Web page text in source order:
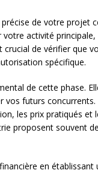
de votre projet
activité principale,
de vérifier que
spécifique.
de cette phase.
vos futurs
les prix pratiqués et
proposent souvent
en établissant